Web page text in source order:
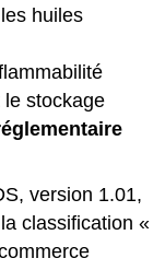
huiles
stockage
version 1.01,
classification «